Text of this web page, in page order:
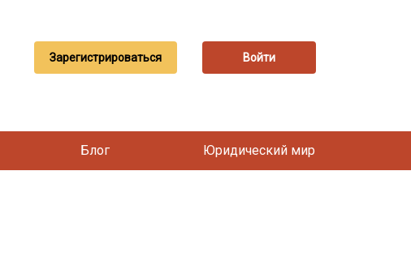
Зарегистрироваться Войти
Блог Юридический мир